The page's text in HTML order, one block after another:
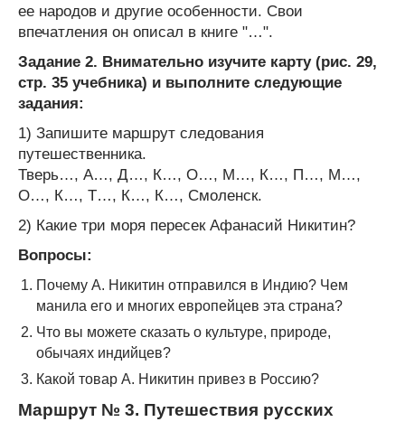
ее народов и другие особенности. Свои
впечатления он описал в книге "…".
Задание 2. Внимательно изучите карту (рис. 29,
стр. 35 учебника) и выполните следующие
задания:
1) Запишите маршрут следования
путешественника.
Тверь…, А…, Д…, К…, О…, М…, К…, П…, М…,
О…, К…, Т…, К…, К…, Смоленск.
2) Какие три моря пересек Афанасий Никитин?
Вопросы:
Почему А. Никитин отправился в Индию? Чем
манила его и многих европейцев эта страна?
Что вы можете сказать о культуре, природе,
обычаях индийцев?
Какой товар А. Никитин привез в Россию?
Маршрут № 3. Путешествия русских